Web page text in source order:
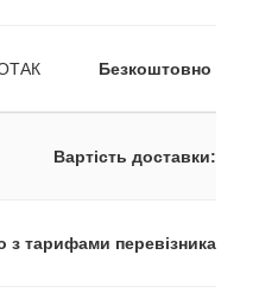
Безкоштовно
Вартість доставки:
з тарифами перевізника